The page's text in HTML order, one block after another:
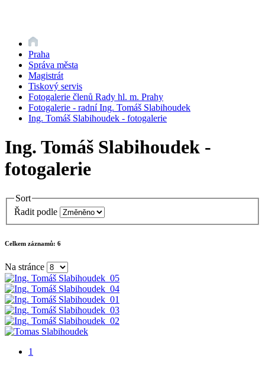
Praha
Správa města
Magistrát
Tiskový servis
Fotogalerie členů Rady hl. m. Prahy
Fotogalerie - radní Ing. Tomáš Slabihoudek
Ing. Tomáš Slabihoudek - fotogalerie
Ing. Tomáš Slabihoudek -
fotogalerie
Sort
Řadit podle
Celkem záznamů: 6
Na stránce
1